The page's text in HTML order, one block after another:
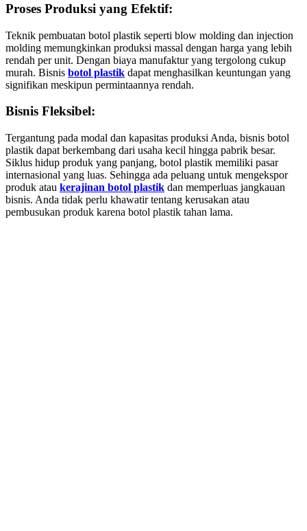
Proses Produksi yang Efektif:
Teknik pembuatan botol plastik seperti blow molding dan injection
molding memungkinkan produksi massal dengan harga yang lebih
rendah per unit. Dengan biaya manufaktur yang tergolong cukup
murah. Bisnis botol plastik dapat menghasilkan keuntungan yang
signifikan meskipun permintaannya rendah.
Bisnis Fleksibel:
Tergantung pada modal dan kapasitas produksi Anda, bisnis botol
plastik dapat berkembang dari usaha kecil hingga pabrik besar.
Siklus hidup produk yang panjang, botol plastik memiliki pasar
internasional yang luas. Sehingga ada peluang untuk mengekspor
produk atau kerajinan botol plastik dan memperluas jangkauan
bisnis. Anda tidak perlu khawatir tentang kerusakan atau
pembusukan produk karena botol plastik tahan lama.